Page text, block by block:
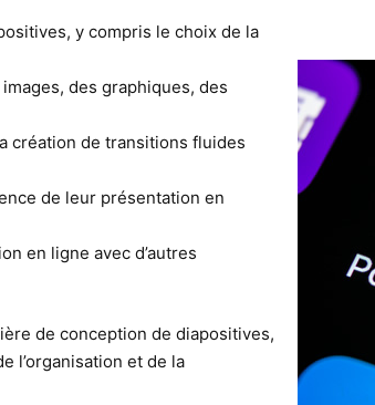
y compris le choix de la
des graphiques, des
création de transitions fluides
de leur présentation en
en ligne avec d’autres
de conception de diapositives,
l’organisation et de la